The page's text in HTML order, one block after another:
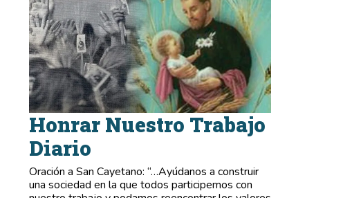
Honrar Nuestro Trabajo
Diario
Oración a San Cayetano: “…Ayúdanos a construir
una sociedad en la que todos participemos con